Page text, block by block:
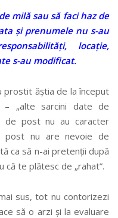
milă sau să faci haz de
și prenumele nu s-au
locație,
s-au modificat.
ăștia de la început
„alte sarcini date de
de post nu au caracter
nu are nevoie de
ca să n-ai pretenții după
te plătesc de „rahat”.
sus, tot nu contorizezi
să o arzi și la evaluare